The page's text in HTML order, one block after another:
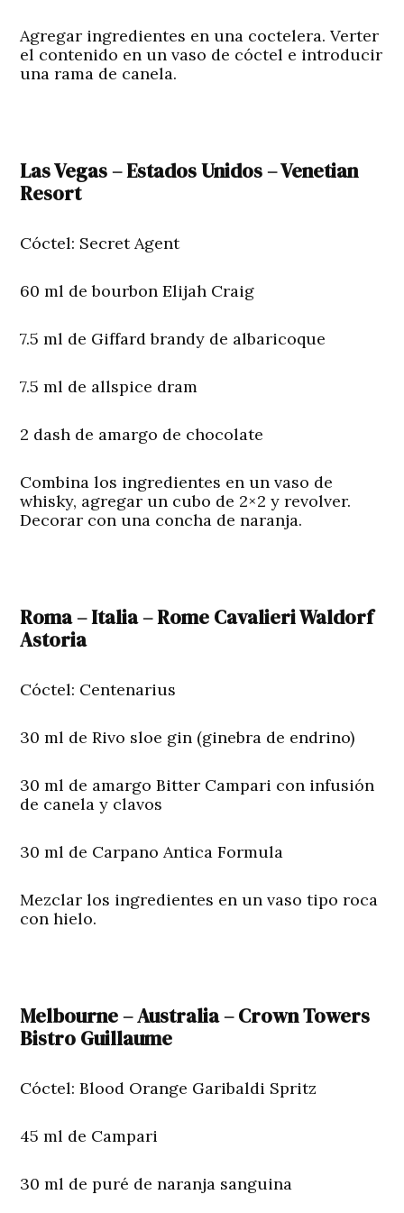
Agregar ingredientes en una coctelera. Verter
el contenido en un vaso de cóctel e introducir
una rama de canela.
Las Vegas – Estados Unidos – Venetian
Resort
Cóctel: Secret Agent
60 ml de bourbon Elijah Craig
7.5 ml de Giffard brandy de albaricoque
7.5 ml de allspice dram
2 dash de amargo de chocolate
Combina los ingredientes en un vaso de
whisky, agregar un cubo de 2×2 y revolver.
Decorar con una concha de naranja.
Roma – Italia – Rome Cavalieri Waldorf
Astoria
Cóctel: Centenarius
30 ml de Rivo sloe gin (ginebra de endrino)
30 ml de amargo Bitter Campari con infusión
de canela y clavos
30 ml de Carpano Antica Formula
Mezclar los ingredientes en un vaso tipo roca
con hielo.
Melbourne – Australia – Crown Towers
Bistro Guillaume
Cóctel: Blood Orange Garibaldi Spritz
45 ml de Campari
30 ml de puré de naranja sanguina